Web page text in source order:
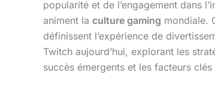
popularité et de l’engagement dans
animent la culture gaming mondiale.
définissent l’expérience de
Twitch aujourd’hui, explorant les
succès émergents et les facteurs